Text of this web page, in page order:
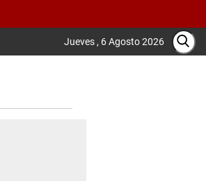
Jueves , 6 Agosto 2026